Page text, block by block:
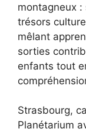
montagneux
trésors
mêlant
sorties
enfants tout
Strasbourg,
Planétarium